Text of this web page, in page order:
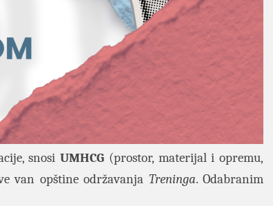
snosiUMHCG (prostor, materijal i opremu,
van opštine održavanja Treninga. Odabranim